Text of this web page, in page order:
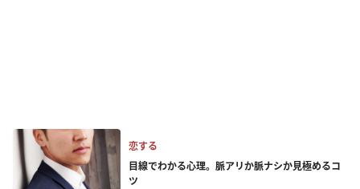
恋する
目線でわかる心理。脈アリか脈ナシか見極めるコ
ツ